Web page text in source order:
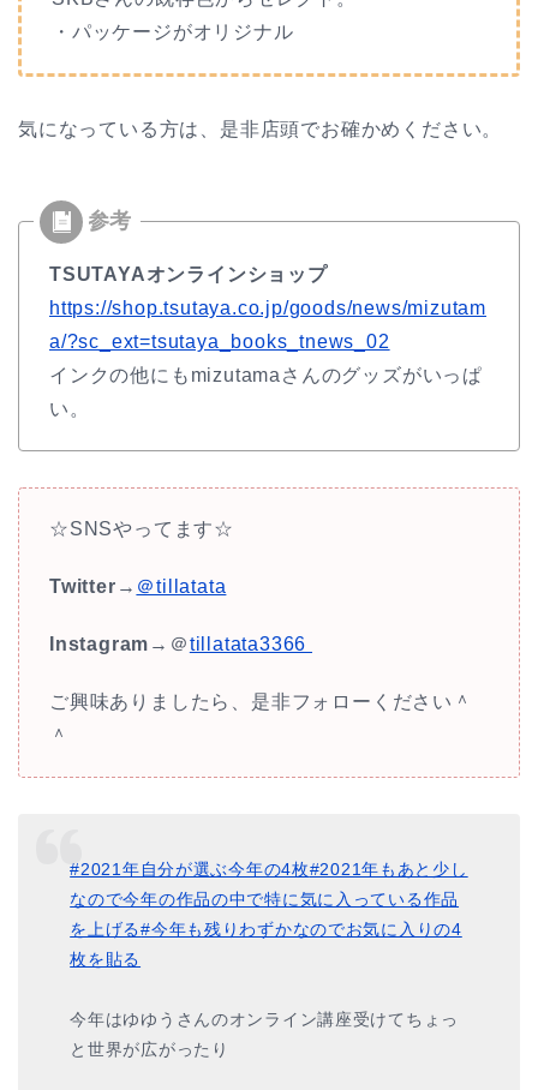
・パッケージがオリジナル
気になっている方は、是非店頭でお確かめください。
TSUTAYAオンラインショップ
https://shop.tsutaya.co.jp/goods/news/mizutam
a/?sc_ext=tsutaya_books_tnews_02
インクの他にもmizutamaさんのグッズがいっぱ
い。
☆SNSやってます☆
Twitter → ＠tillatata
Instagram →＠tillatata3366
ご興味ありましたら、是非フォローください＾
＾
#2021年自分が選ぶ今年の4枚#2021年もあと少し
なので今年の作品の中で特に気に入っている作品
を上げる#今年も残りわずかなのでお気に入りの4
枚を貼る
今年はゆゆうさんのオンライン講座受けてちょっ
と世界が広がったり